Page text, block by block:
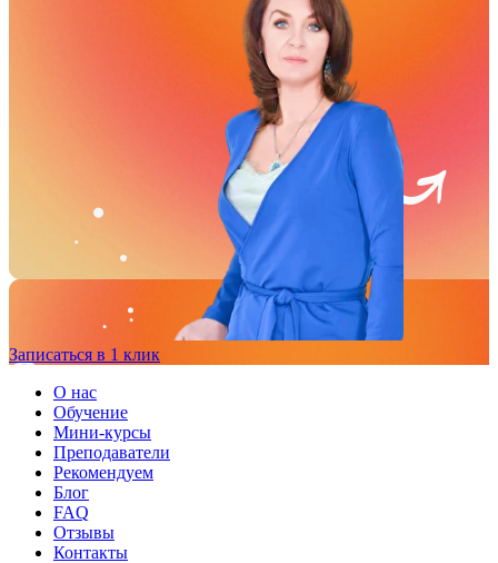
Записаться в 1 клик
О нас
Обучение
Мини-курсы
Преподаватели
Рекомендуем
Блог
FAQ
Отзывы
Контакты